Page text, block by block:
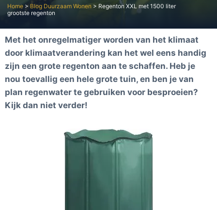
Home > Blog Duurzaam Wonen > Regenton XXL met 1500 liter
grootste regenton
Met het onregelmatiger worden van het klimaat
door klimaatverandering kan het wel eens handig
zijn een grote regenton aan te schaffen. Heb je
nou toevallig een hele grote tuin, en ben je van
plan regenwater te gebruiken voor besproeien?
Kijk dan niet verder!